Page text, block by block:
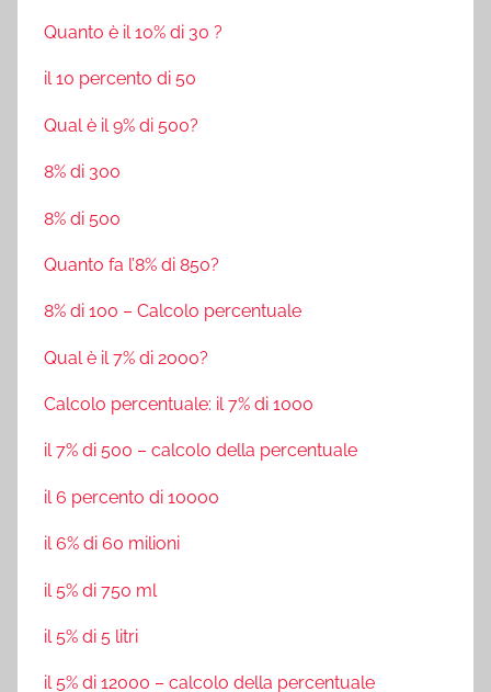
Quanto è il 10% di 30 ?
il 10 percento di 50
Qual è il 9% di 500?
8% di 300
8% di 500
Quanto fa l’8% di 850?
8% di 100 – Calcolo percentuale
Qual è il 7% di 2000?
Calcolo percentuale: il 7% di 1000
il 7% di 500 – calcolo della percentuale
il 6 percento di 10000
il 6% di 60 milioni
il 5% di 750 ml
il 5% di 5 litri
il 5% di 12000 – calcolo della percentuale